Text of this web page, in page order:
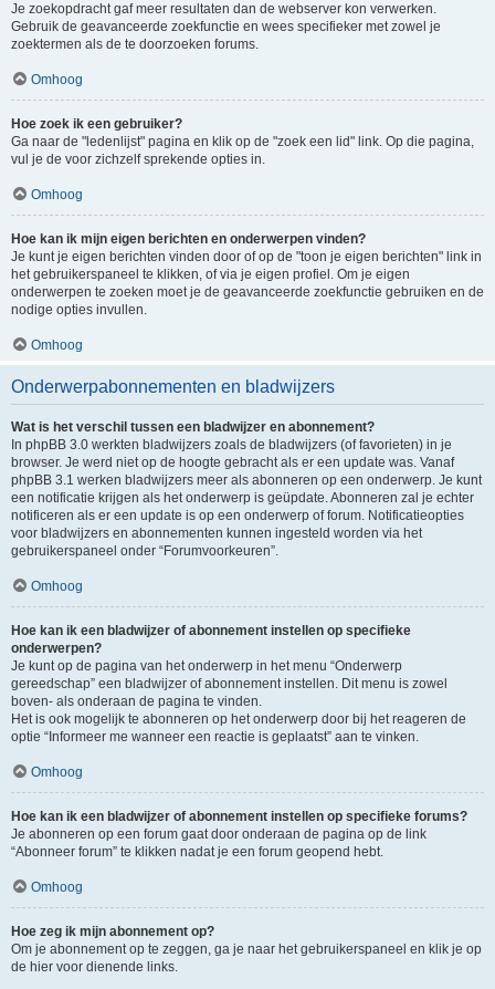
Je zoekopdracht gaf meer resultaten dan de webserver kon verwerken.
Gebruik de geavanceerde zoekfunctie en wees specifieker met zowel je
zoektermen als de te doorzoeken forums.
Omhoog
Hoe zoek ik een gebruiker?
Ga naar de "ledenlijst" pagina en klik op de "zoek een lid" link. Op die pagina,
vul je de voor zichzelf sprekende opties in.
Omhoog
Hoe kan ik mijn eigen berichten en onderwerpen vinden?
Je kunt je eigen berichten vinden door of op de "toon je eigen berichten" link in
het gebruikerspaneel te klikken, of via je eigen profiel. Om je eigen
onderwerpen te zoeken moet je de geavanceerde zoekfunctie gebruiken en de
nodige opties invullen.
Omhoog
Onderwerpabonnementen en bladwijzers
Wat is het verschil tussen een bladwijzer en abonnement?
In phpBB 3.0 werkten bladwijzers zoals de bladwijzers (of favorieten) in je
browser. Je werd niet op de hoogte gebracht als er een update was. Vanaf
phpBB 3.1 werken bladwijzers meer als abonneren op een onderwerp. Je kunt
een notificatie krijgen als het onderwerp is geüpdate. Abonneren zal je echter
notificeren als er een update is op een onderwerp of forum. Notificatieopties
voor bladwijzers en abonnementen kunnen ingesteld worden via het
gebruikerspaneel onder “Forumvoorkeuren”.
Omhoog
Hoe kan ik een bladwijzer of abonnement instellen op specifieke
onderwerpen?
Je kunt op de pagina van het onderwerp in het menu “Onderwerp
gereedschap” een bladwijzer of abonnement instellen. Dit menu is zowel
boven- als onderaan de pagina te vinden.
Het is ook mogelijk te abonneren op het onderwerp door bij het reageren de
optie “Informeer me wanneer een reactie is geplaatst” aan te vinken.
Omhoog
Hoe kan ik een bladwijzer of abonnement instellen op specifieke forums?
Je abonneren op een forum gaat door onderaan de pagina op de link
“Abonneer forum” te klikken nadat je een forum geopend hebt.
Omhoog
Hoe zeg ik mijn abonnement op?
Om je abonnement op te zeggen, ga je naar het gebruikerspaneel en klik je op
de hier voor dienende links.